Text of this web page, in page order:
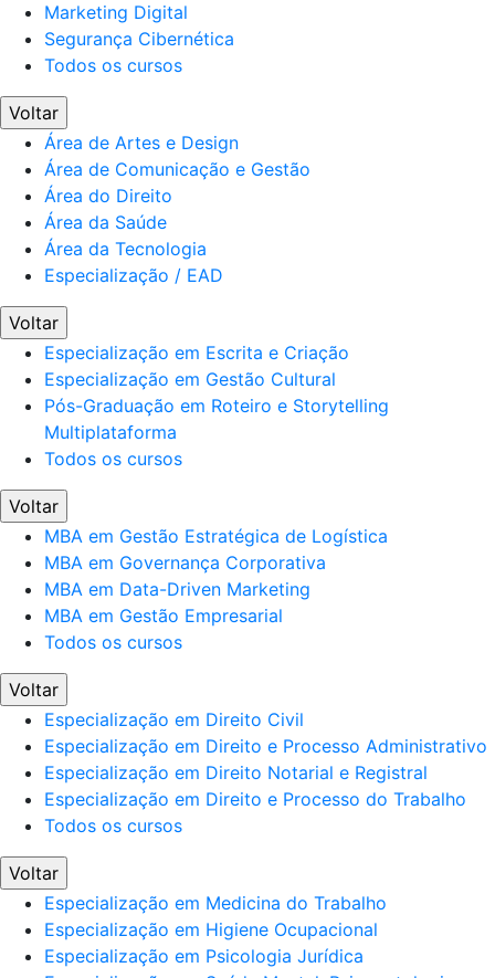
Marketing Digital
Segurança Cibernética
Todos os cursos
Voltar
Área de Artes e Design
Área de Comunicação e Gestão
Área do Direito
Área da Saúde
Área da Tecnologia
Especialização / EAD
Voltar
Especialização em Escrita e Criação
Especialização em Gestão Cultural
Pós-Graduação em Roteiro e Storytelling
Multiplataforma
Todos os cursos
Voltar
MBA em Gestão Estratégica de Logística
MBA em Governança Corporativa
MBA em Data-Driven Marketing
MBA em Gestão Empresarial
Todos os cursos
Voltar
Especialização em Direito Civil
Especialização em Direito e Processo Administrativo
Especialização em Direito Notarial e Registral
Especialização em Direito e Processo do Trabalho
Todos os cursos
Voltar
Especialização em Medicina do Trabalho
Especialização em Higiene Ocupacional
Especialização em Psicologia Jurídica